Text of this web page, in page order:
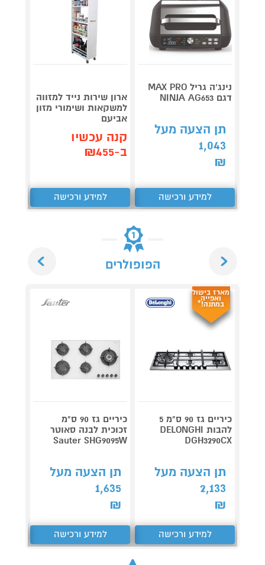
נינג’ה גריל MAX PRO
דגם NINJA AG653
תן הצעה מעל
1,043
₪
למידע ורכישה
ארון שירות נייד למזווה
למשקאות ושימורי מזון
אביעם
קנה עכשיו
ב-₪455
למידע ורכישה
הפופולרים
מארז בישול
ואפייה
במתנה!*
כיריים גז 90 ס"מ 5
להבות DELONGHI
DGH3290CX
תן הצעה מעל
2,133
₪
למידע ורכישה
כיריים גז 90 ס"מ
זכוכית לבנה סאוטר
Sauter SHG9095W
תן הצעה מעל
1,635
₪
למידע ורכישה